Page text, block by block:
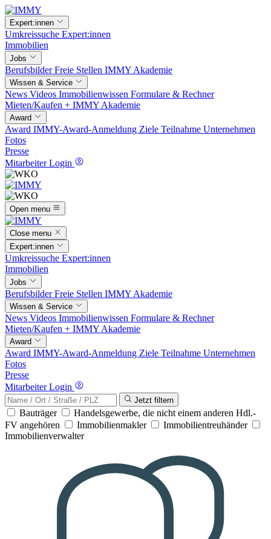
Expert:innen
Umkreissuche Expert:innen
Immobilien
Jobs
BerufsbilderFreie Stellen IMMY Akademie
Wissen & Service
News Videos Immobilienwissen Formulare & Rechner
Mieten/Kaufen + IMMY Akademie
Award
Award IMMY-Award-Anmeldung Ziele Teilnahme Unternehmen
Fotos
Presse
Mitarbeiter Login
Open menu
Close menu
Expert:innen
Umkreissuche Expert:innen
Immobilien
Jobs
BerufsbilderFreie Stellen IMMY Akademie
Wissen & Service
News Videos Immobilienwissen Formulare & Rechner
Mieten/Kaufen + IMMY Akademie
Award
Award IMMY-Award-Anmeldung Ziele Teilnahme Unternehmen
Fotos
Presse
Mitarbeiter Login
Jetzt filtern
Bauträger
Handelsgewerbe, die nicht einem anderen Hdl.-
FV angehören
Immobilienmakler
Immobilientreuhänder
Immobilienverwalter